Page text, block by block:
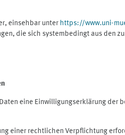
einsehbar unter https://www.uni-
die sich systembedingt aus den
eine Einwilligungserklärung der
einer rechtlichen Verpflichtung